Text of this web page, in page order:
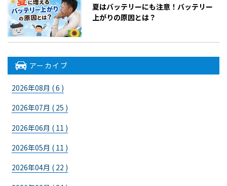
夏はバッテリーにも注意！バッテリー
上がりの原因とは？
アーカイブ
2026年08月 ( 6 )
2026年07月 ( 25 )
2026年06月 ( 11 )
2026年05月 ( 11 )
2026年04月 ( 22 )